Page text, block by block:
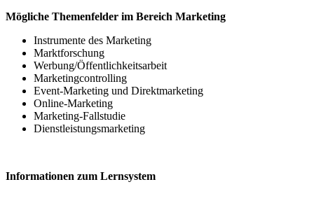
Mögliche Themenfelder im Bereich Marketing
Instrumente des Marketing
Marktforschung
Werbung/Öffentlichkeitsarbeit
Marketingcontrolling
Event-Marketing und Direktmarketing
Online-Marketing
Marketing-Fallstudie
Dienstleistungsmarketing
Informationen zum Lernsystem